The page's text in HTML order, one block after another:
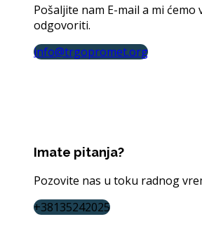
Pošaljite nam E-mail a mi ćemo
odgovoriti.
info@trgopromet.org
Imate pitanja?
Pozovite nas u toku radnog
+38135242025